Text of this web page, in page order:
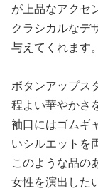
が上品なアクセ
クラシカルなデ
与えてくれます。
ボタンアップス
程よい華やかさ
袖口にはゴムギ
いシルエットを
このような品の
女性を演出した